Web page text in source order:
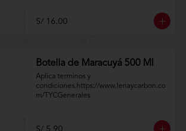
S/ 16.00
Botella de Maracuyá 500 Ml
Aplica terminos y
condiciones.https://www.lenaycarbon.co
m/TYCGenerales
S/ 5.90